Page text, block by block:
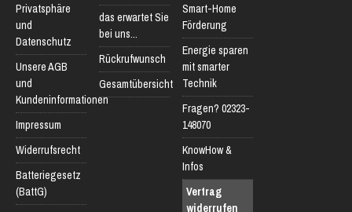
Privatsphäre
und
Datenschutz
Unsere AGB
und
Kundeninformationen
Impressum
Widerrufsrecht
Batteriegesetz
(BattG)
das erwartet Sie
bei uns...
Rückrufwunsch
Gesamtübersicht
Smart-Home
Förderung
Energie sparen
mit smarter
Technik
Fragen? 02323-
148070
KnowHow &
Infos
Vertrag
widerrufen